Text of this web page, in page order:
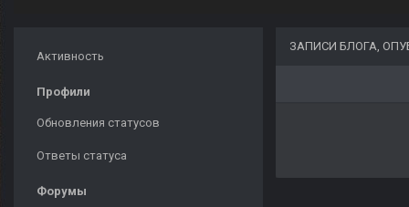
Активность
Профили
Обновления статусов
Ответы статуса
Форумы
ЗАПИСИ БЛОГА,